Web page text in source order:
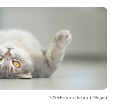
123RF.com/Легион-Медиа